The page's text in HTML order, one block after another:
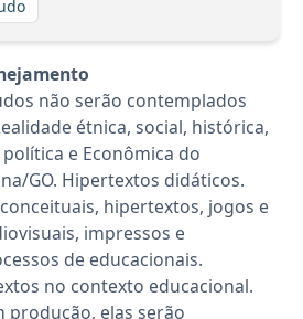
não serão contemplados
étnica, social, histórica,
e Econômica do
GO. Hipertextos didáticos.
hipertextos, jogos e
impressos e
de educacionais.
no contexto educacional.
produção, elas serão